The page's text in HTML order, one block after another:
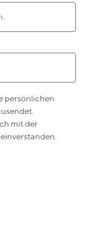
persönlichen
mit der
einverstanden.